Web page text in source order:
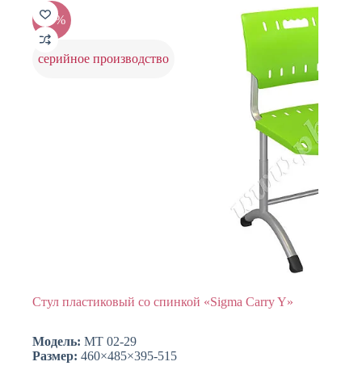
Опции
можно
выбрать
на
странице
-20%
серийное производство
Стул пластиковый со спинкой «Sigma Carry Y»
Модель: МТ 02-29
Размер: 460×485×395-515